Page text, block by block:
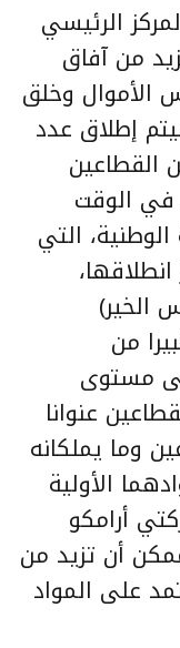
الرئيسي
من آفاق
الأموال وخلق
إطلاق عدد
في الوقت
التي
الخير)
من
مستوى
عنوانا
وما يملكانه
الأولية
أرامكو
أن تزيد من
على المواد